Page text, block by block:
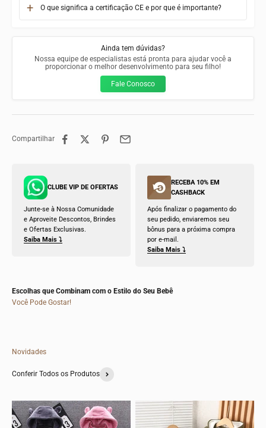
O que significa a certificação CE e por que é importante?
Ainda tem dúvidas?
Nossa equipe de especialistas está pronta para ajudar você a
proporcionar o melhor desenvolvimento para seu filho!
Fale Conosco
Compartilhar
CLUBE VIP DE OFERTAS
Junte-se à Nossa Comunidade
e Aproveite Descontos, Brindes
e Ofertas Exclusivas.
Saiba Mais ⤵
RECEBA 10% EM
CASHBACK
Após finalizar o pagamento do
seu pedido, enviaremos seu
bônus para a próxima compra
por e-mail.
Saiba Mais ⤵
Escolhas que Combinam com o Estilo do Seu Bebê
Você Pode Gostar!
Novidades
Conferir Todos os Produtos